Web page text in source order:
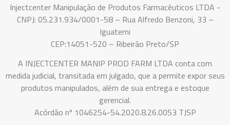
Injectcenter Manipulação de Produtos Farmacêuticos LTDA -
CNPJ: 05.231.934/0001-58 – Rua Alfredo Benzoni, 33 –
Iguatemi
CEP:14051-520 – Ribeirão Preto/SP
A INJECTCENTER MANIP PROD FARM LTDA conta com
medida judicial, transitada em julgado, que a permite expor seus
produtos manipulados, além de sua entrega e estoque
gerencial.
Acórdão nº 1046254-54.2020.8.26.0053 TJSP